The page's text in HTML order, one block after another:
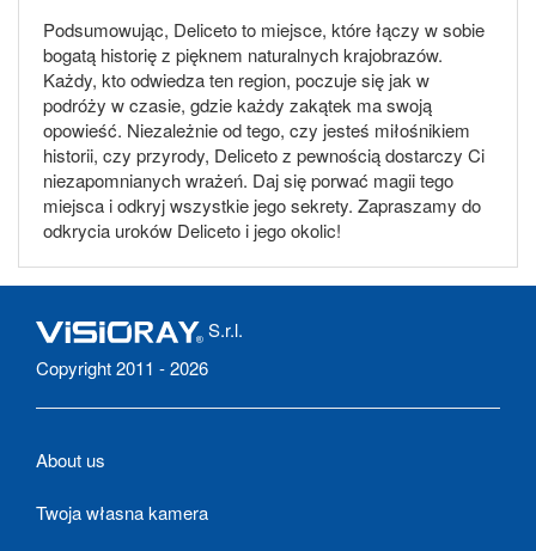
Podsumowując, Deliceto to miejsce, które łączy w sobie
bogatą historię z pięknem naturalnych krajobrazów.
Każdy, kto odwiedza ten region, poczuje się jak w
podróży w czasie, gdzie każdy zakątek ma swoją
opowieść. Niezależnie od tego, czy jesteś miłośnikiem
historii, czy przyrody, Deliceto z pewnością dostarczy Ci
niezapomnianych wrażeń. Daj się porwać magii tego
miejsca i odkryj wszystkie jego sekrety. Zapraszamy do
odkrycia uroków Deliceto i jego okolic!
S.r.l.
Copyright 2011 - 2026
About us
Twoja własna kamera